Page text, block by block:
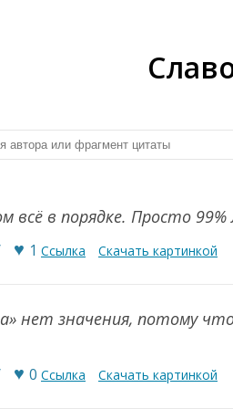
всё в порядке. Просто
♥ 1 Ссылка Скачать картинкой
нет значения, потому
♥ 0 Ссылка Скачать картинкой